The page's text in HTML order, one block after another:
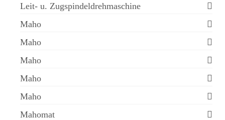
Leit- u. Zugspindeldrehmaschine
Maho
Maho
Maho
Maho
Maho
Mahomat